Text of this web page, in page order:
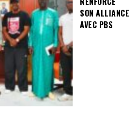
SON ALLIANCE
AVEC PBS